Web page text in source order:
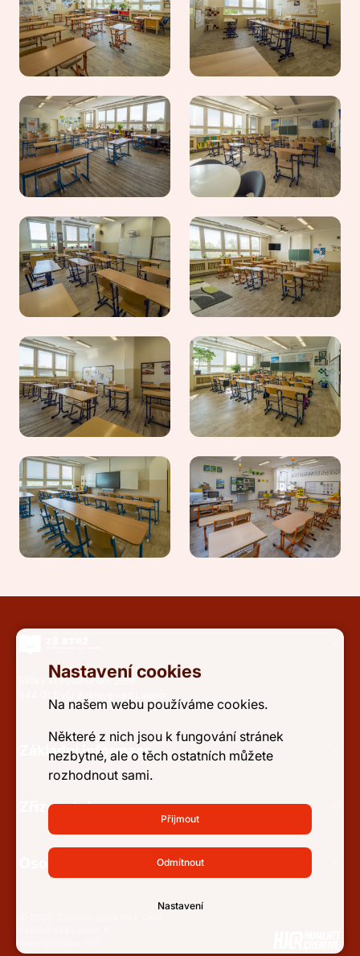
Elišky Krásnohorské 2919
Základní informace
Zřizovatel
Osobní údaje a přístupnost
Nastavení cookies
Na našem webu používáme cookies.
Některé z nich jsou k fungování stránek
nezbytné, ale o těch ostatních můžete
rozhodnout sami.
Přijmout
Odmítnout
Nastavení